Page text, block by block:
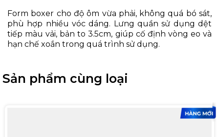
Form boxer cho độ ôm vừa phải, không quá bó sát,
phù hợp nhiều vóc dáng. Lưng quần sử dụng dệt
tiếp màu vải, bản to 3.5cm, giúp cố định vòng eo và
hạn chế xoắn trong quá trình sử dụng.
Sản phẩm cùng loại